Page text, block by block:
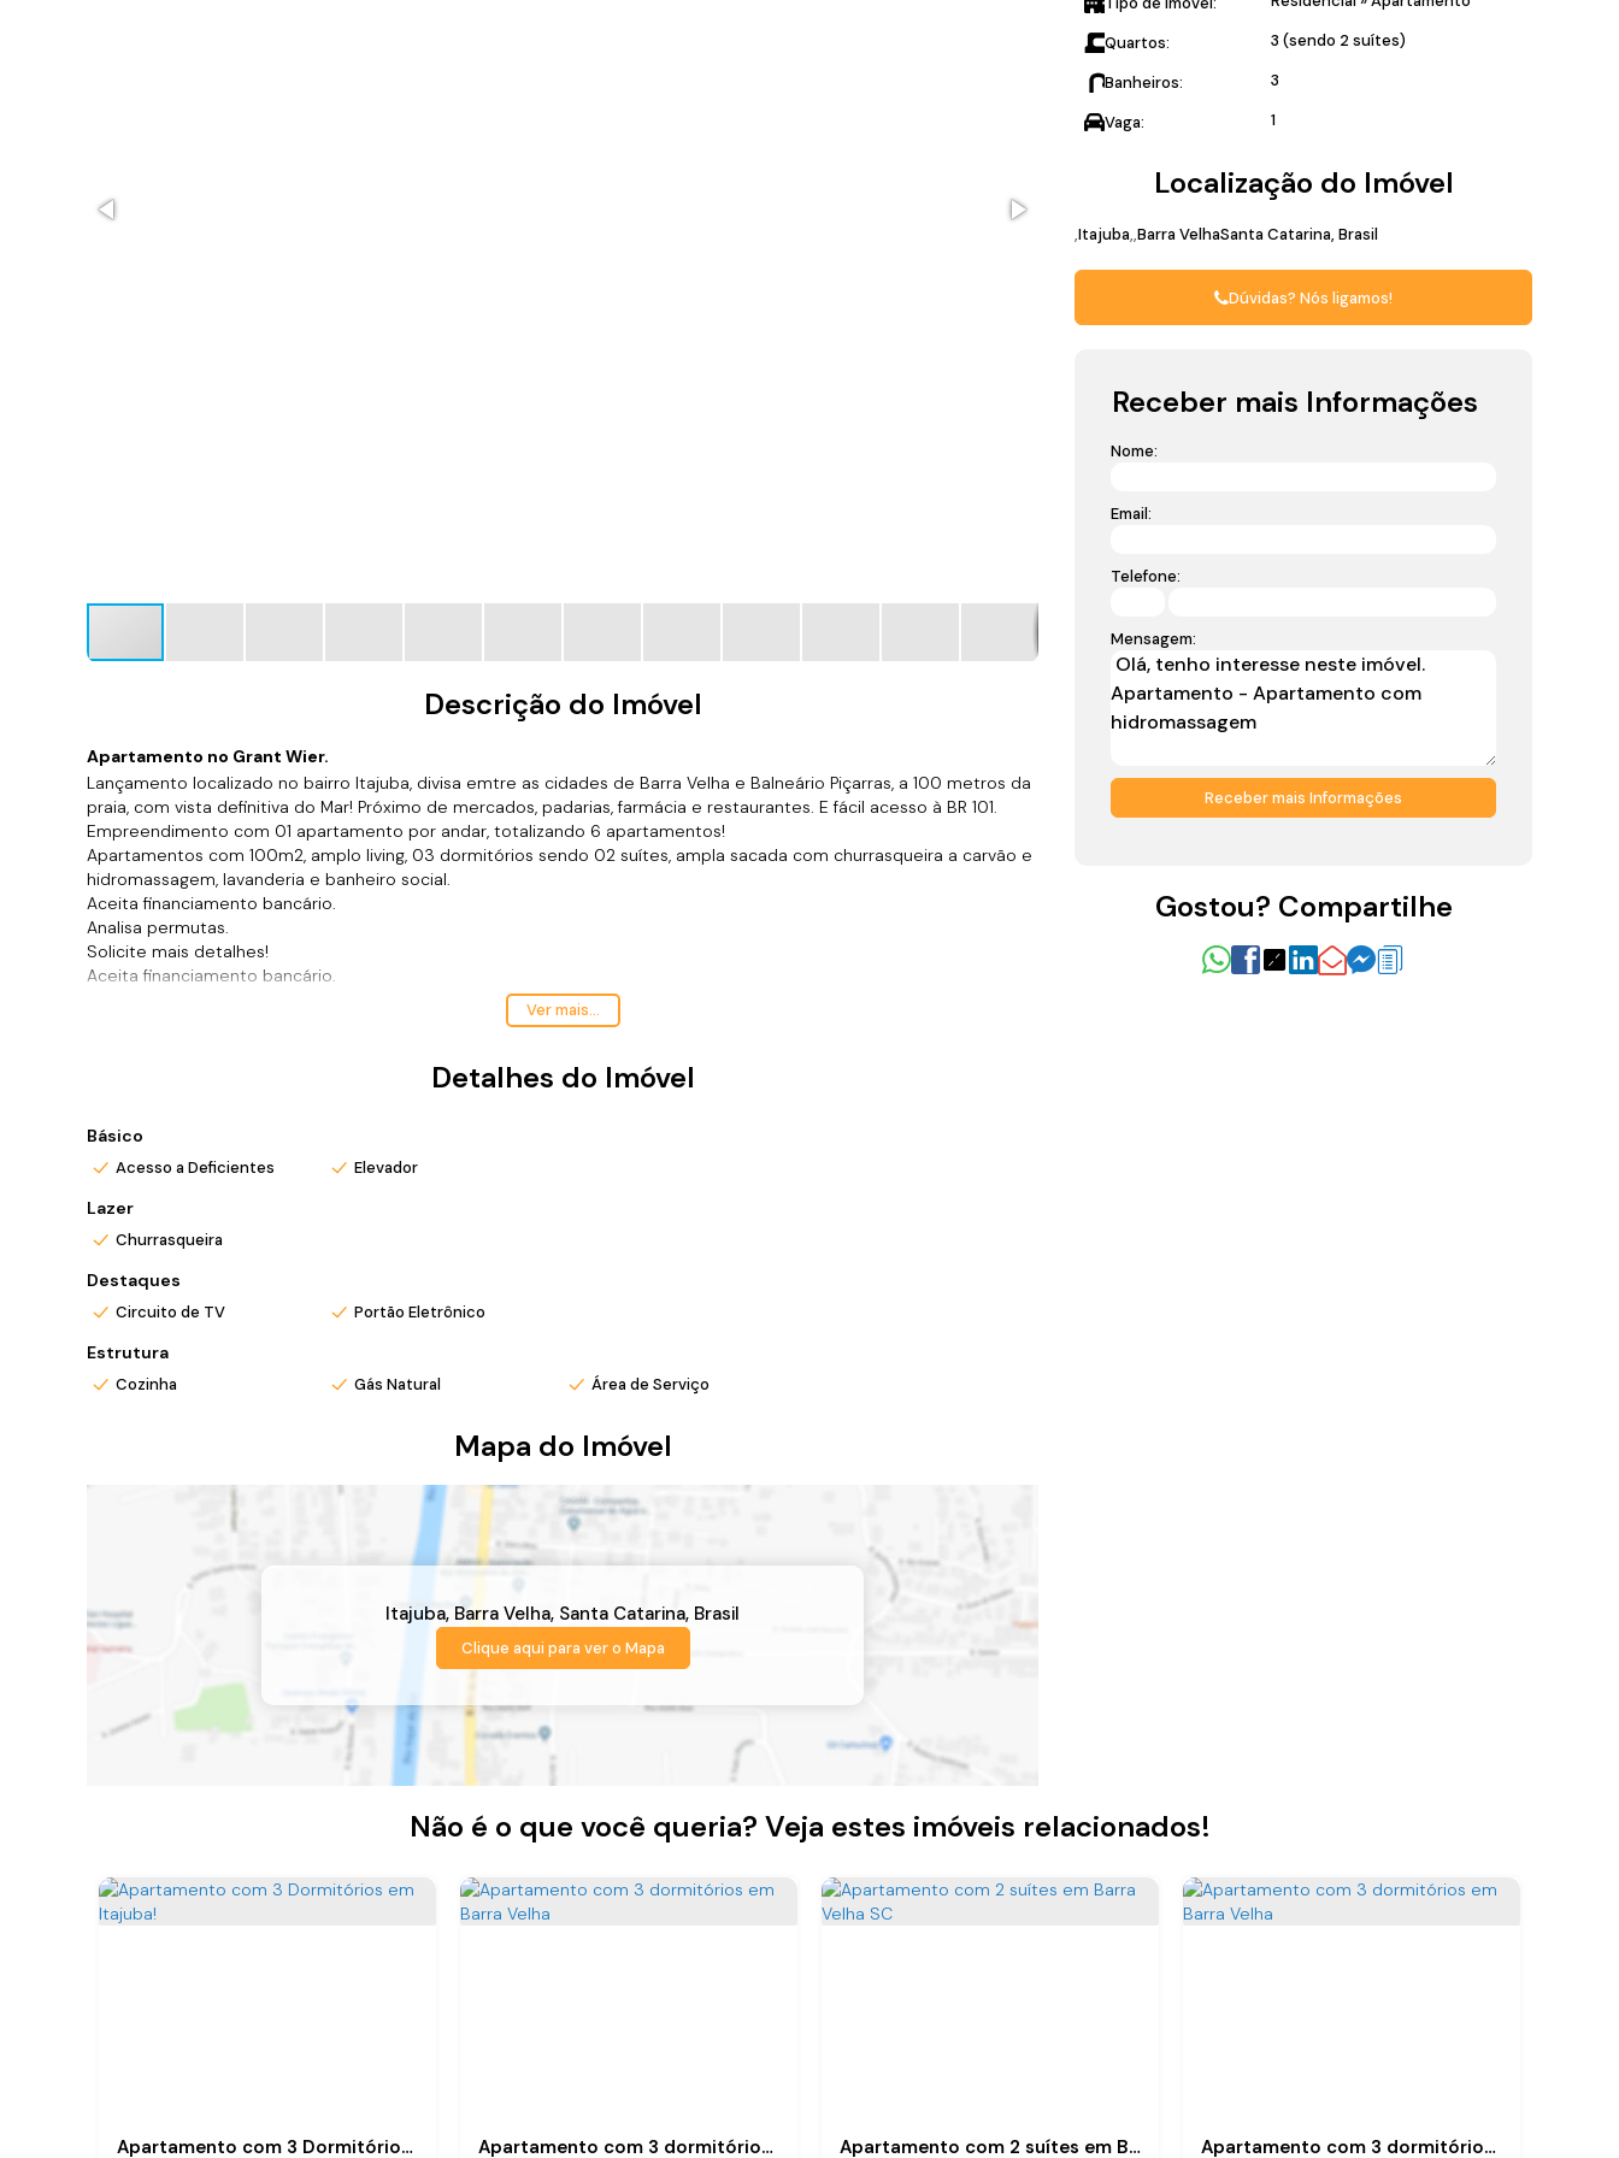
Descrição do Imóvel
Apartamento no Grant Wier.
Lançamento localizado no bairro Itajuba, divisa emtre as cidades de Barra Velha e Balneário Piçarras, a 100 metros da
praia, com vista definitiva do Mar! Próximo de mercados, padarias, farmácia e restaurantes. E fácil acesso à BR 101.
Empreendimento com 01 apartamento por andar, totalizando 6 apartamentos!
Apartamentos com 100m2, amplo living, 03 dormitórios sendo 02 suítes, ampla sacada com churrasqueira a carvão e
hidromassagem, lavanderia e banheiro social.
Aceita financiamento bancário.
Analisa permutas.
Solicite mais detalhes!
Aceita financiamento bancário.
*Atendo também em finais de semana e feriados com pré agendamento.
Ver mais...
Detalhes do Imóvel
Básico
Acesso a Deficientes Elevador
Lazer
Churrasqueira
Destaques
Circuito de TV Portão Eletrônico
Estrutura
Cozinha Gás Natural Área de Serviço
Mapa do Imóvel
Itajuba, Barra Velha, Santa Catarina, Brasil
Clique aqui para ver o Mapa
Quartos: 3 (sendo 2 suítes)
Banheiros: 3
Vaga: 1
Localização do Imóvel
Itajuba Barra VelhaSanta Catarina, Brasil
Dúvidas? Nós ligamos!
Receber mais Informações
Nome:
Email:
Telefone:
Mensagem:
Gostou? Compartilhe
Não é o que você queria? Veja estes imóveis relacionados!
Apartamento com 3 Dormitórios em Itajuba! Apartamento com 3 dormitórios em Barra Velha Apartamento com 2 suítes em Barra Velha SC Apartamento com 3 dormitórios em Barra Velha